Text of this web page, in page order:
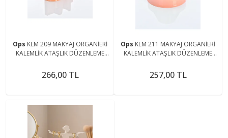
Ops KLM 209 MAKYAJ ORGANİERİ
KALEMLİK ATAŞLIK DÜZENLEME
MASAÜSTÜ ORGANİZER
266,00 TL
Ops KLM 211 MAKYAJ ORGANİERİ
KALEMLİK ATAŞLIK DÜZENLEME
MASAÜSTÜ ORGANİZER
257,00 TL